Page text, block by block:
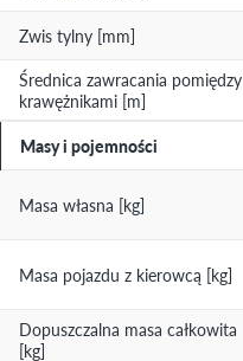
Zwis tylny [mm]
Średnica zawracania pomiędzy
krawężnikami [m]
Masy i pojemności
Masa własna [kg]
Masa pojazdu z kierowcą [kg]
Dopuszczalna masa całkowita
[kg]